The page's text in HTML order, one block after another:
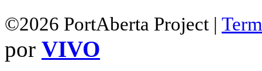
©2026 PortAberta Project |
por VIVO